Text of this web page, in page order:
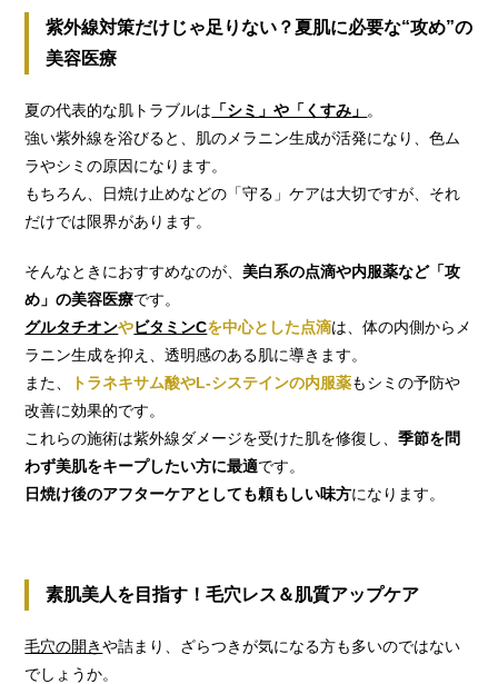
紫外線対策だけじゃ足りない？夏肌に必要な“攻め”の
美容医療
夏の代表的な肌トラブルは 「シミ」や「くすみ」 。
強い紫外線を浴びると、肌のメラニン生成が活発になり、色ム
ラやシミの原因になります。
もちろん、日焼け止めなどの「守る」ケアは大切ですが、それ
だけでは限界があります。
そんなときにおすすめなのが、美白系の点滴や内服薬など「攻
め」の美容医療です。
グルタチオンやビタミンCを中心とした点滴は、体の内側からメ
ラニン生成を抑え、透明感のある肌に導きます。
また、
トラネキサム酸やL-システインの内服薬もシミの予防や
改善に効果的です。
これらの施術は紫外線ダメージを受けた肌を修復し、季節を問
わず美肌をキープしたい方に最適です。
日焼け後のアフターケアとしても頼もしい味方になります。
素肌美人を目指す！毛穴レス＆肌質アップケア
毛穴の開きや詰まり、ざらつきが気になる方も多いのではない
でしょうか。